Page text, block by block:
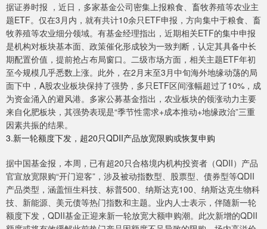
据证券时报 ，近日，多家基金公司密集上报粮食、畜牧养殖等农业主
题ETF。仅在3月内，就有共计10余只ETF申报，方向集中于粮食、畜
牧养殖等农业细分领域。有基金经理指出，近期相关ETF的集中申报
是机构对板块基本面、政策催化形成较为一致判断，认定其具备中长
期配置价值，提前抢占布局窗口。二级市场方面，相关主题ETF年初
至今规模几乎悉数上涨。此外，在2月末至3月中旬海外地缘动荡的局
面下中，A股农业板块保持了强势，多只ETF区间涨幅超过了10%，成
为资金涌入的避风港。多家公募基金指出，农业板块的领涨动力主要
来自化肥板块，其强势表现是“季节性需求+成本推动+地缘政治”三重
因素共振的结果。
3.新一轮额度下发，超20只QDII产品放宽限购或恢复申购
据中国基金报，本周，已有超20只合格境内机构投资者（QDII）产品
官宣放宽限购“开门迎客”，涉及被动指数型、股票型、债券型等QDII
产品类型，涵盖恒生科技、标普500、纳斯达克100、纳斯达克生物科
技、新能源、美元债等热门指数和主题。业内人士表示，伴随新一轮
额度下发，QDII基金正迎来新一轮放宽大额申购潮。此次新增的QDII